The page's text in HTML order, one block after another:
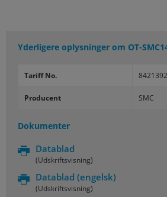
Yderligere oplysninger om OT-
Tariff No.
Producent SMC
Dokumenter
Datablad
(Udskriftsvisning)
Datablad (engelsk)
(Udskriftsvisning)